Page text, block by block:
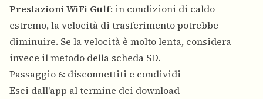
Prestazioni WiFi Gulf: in condizioni di caldo
estremo, la velocità di trasferimento potrebbe
diminuire. Se la velocità è molto lenta, considera
invece il metodo della scheda SD.
Passaggio 6: disconnettiti e condividi
Esci dall'app al termine dei download